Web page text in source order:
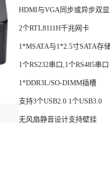
HDMI与VGA同步或异步双显
2个RTL8111H千兆网卡
1*MSATA与1*2.5寸SATA存
1个RS232串口,1个RS485串口
1*DDR3L/SO-DIMM插槽
支持3个USB2.0 1个USB3.0
无风扇静音设计支持壁挂